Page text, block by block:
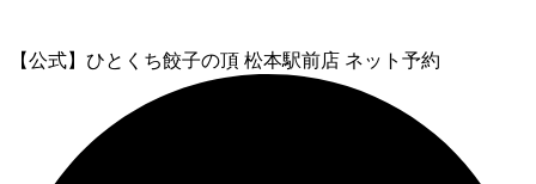
【公式】ひとくち餃子の頂 松本駅前店 ネット予約